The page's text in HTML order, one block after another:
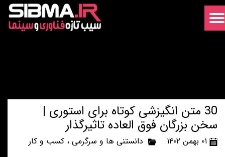
30 متن انگیزشی کوتاه برای استوری |
سخن بزرگان فوق العاده تاثیرگذار
۰۱ بهمن ۱۴۰۲ دانستنی ها و سرگرمی ، کسب و کار